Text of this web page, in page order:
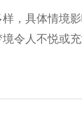
，具体情境
令人不悦或